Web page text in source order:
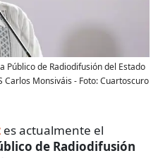
Público de Radiodifusión del Estado
Carlos Monsiváis - Foto:Cuartoscuro
es actualmente el
de Radiodifusión